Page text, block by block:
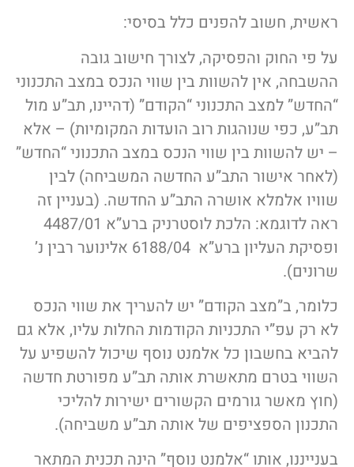
ראשית, חשוב להפנים כלל בסיסי:
על פי החוק והפסיקה, לצורך חישוב גובה
ההשבחה, אין להשוות בין שווי הנכס במצב התכנוני
“החדש” למצב התכנוני “הקודם” (דהיינו, תב”ע מול
תב”ע, כפי שנוהגות רוב הועדות המקומיות) – אלא
– יש להשוות בין שווי הנכס במצב התכנוני “החדש”
(לאחר אישור התב”ע החדשה המשביחה) לבין
שוויו אלמלא אושרה התב”ע החדשה. (בעניין זה
ראה לדוגמא: הלכת לוסטרניק ברע”א 4487/01
ופסיקת העליון ברע”א 6188/04 אלינוער רבין נ’
שרונים).
כלומר, ב”מצב הקודם” יש להעריך את שווי הנכס
לא רק עפ”י התכניות הקודמות החלות עליו, אלא גם
להביא בחשבון כל אלמנט נוסף שיכול להשפיע על
השווי בטרם מתאשרת אותה תב”ע מפורטת חדשה
(חוץ מאשר גורמים הקשורים ישירות להליכי
התכנון הספציפים של אותה תב”ע משביחה).
בענייננו, אותו “אלמנט נוסף” הינה תכנית המתאר